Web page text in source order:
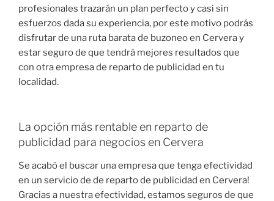
profesionales trazarán un plan perfecto y casi sin
esfuerzos dada su experiencia, por este motivo podrás
disfrutar de una ruta barata de buzoneo en Cervera y
estar seguro de que tendrá mejores resultados que
con otra empresa de reparto de publicidad en tu
localidad.
La opción más rentable en reparto de
publicidad para negocios en Cervera
Se acabó el buscar una empresa que tenga efectividad
en un servicio de de reparto de publicidad en Cervera!
Gracias a nuestra efectividad, estamos seguros de que